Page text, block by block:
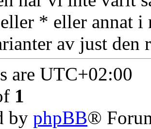
* eller annat i
av just den
are UTC+02:00
1
by phpBB®